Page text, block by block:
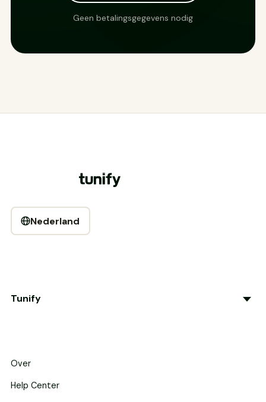
Geen betalingsgegevens nodig
Nederland
Tunify
Over
Help Center